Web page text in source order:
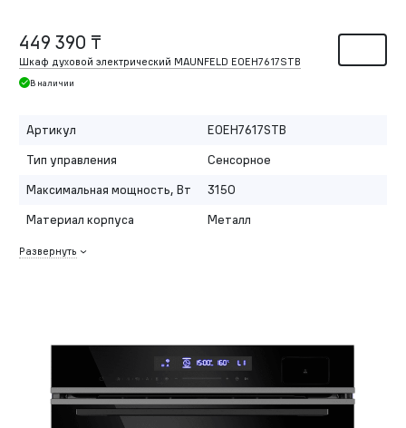
449 390 ₸
Шкаф духовой электрический MAUNFELD EOEH7617STB
В наличии
Артикул
EOEH7617STB
Тип управления
Сенсорное
Максимальная мощность, Вт
3150
Материал корпуса
Металл
Развернуть